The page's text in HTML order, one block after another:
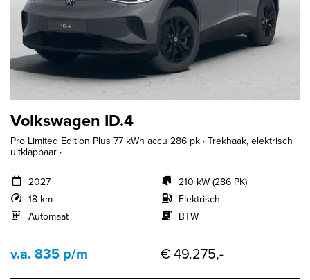
Volkswagen ID.4
Pro Limited Edition Plus 77 kWh accu 286 pk · Trekhaak, elektrisch
uitklapbaar ·
2027
18 km
Automaat
210 kW (286 PK)
Elektrisch
BTW
v.a. 835 p/m € 49.275,-